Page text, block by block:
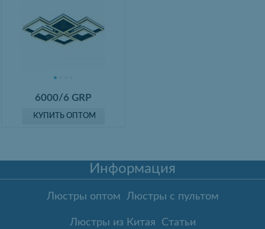
6000/6 GRP
КУПИТЬ ОПТОМ
Информация
Люстры оптом Люстры с пультом
Люстры из Китая Статьи